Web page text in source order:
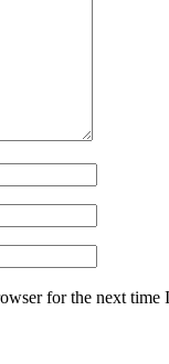
for the next time